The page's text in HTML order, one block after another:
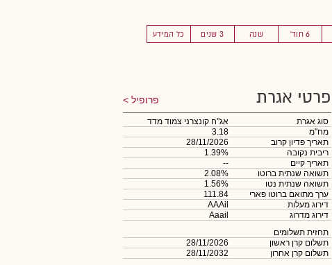
6 חוד' שנה 3 שנים כל המידע
פרטי אגרת פרופיל
סוג אגרת
אג"ח קונצרני צמוד מדד
מח"מ
3.18
תאריך פדיון קרוב
28/11/2026
ריבית נקובה
1.39%
תאריך קיים
--
תשואה שנתית ברוטו
2.08%
תשואה שנתית נטו
1.56%
ערך מתואם ברוטו פארי
111.84
דירוג מעלות
AAAil
דירוג מדרוג
Aaail
תחזית תשלומים
תשלום קרן ראשון
28/11/2026
תשלום קרן אחרון
28/11/2032